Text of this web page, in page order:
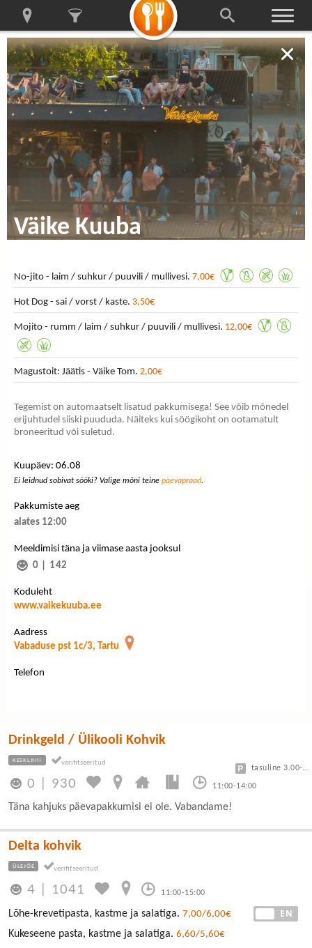
Väike Kuuba
No-jito - laim / suhkur / puuvili / mullivesi. 7,00€
Hot Dog - sai / vorst / kaste. 3,50€
Mojito - rumm / laim / suhkur / puuvili / mullivesi. 12,00€
Magustoit: Jäätis - Väike Tom. 2,00€
Tegemist on automaatselt lisatud pakkumisega! See võib mõnedel
erijuhtudel siiski puududa. Näiteks kui söögikoht on ootamatult
broneeritud või suletud.
Kuupäev: 06.08
Ei leidnud sobivat sööki? Valige mõni teine päevapraad.
Pakkumiste aeg
alates 12:00
Meeldimisi täna ja viimase aasta jooksul
0
142
Koduleht
www.vaikekuuba.ee
Aadress
Vabaduse pst 1c/3, Tartu
Telefon
Drinkgeld / Ülikooli Kohvik
KESKLINN
0 930 11:00-14:00
tasuline 3.00-7.50
Täna kahjuks päevapakkumisi ei ole. Vabandame!
Delta kohvik
ÜLEJÕE
4 1041 11:00-15:00
EN
Lõhe-krevetipasta, kastme ja salatiga. 7,00/6,00€
Kukeseene pasta, kastme ja salatiga. 6,60/5,60€